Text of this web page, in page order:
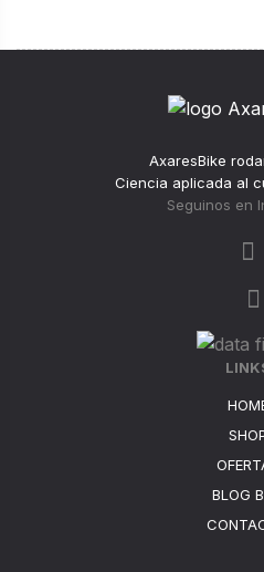
AxaresBike
Ciencia aplicada al
Seguinos en
BLOG